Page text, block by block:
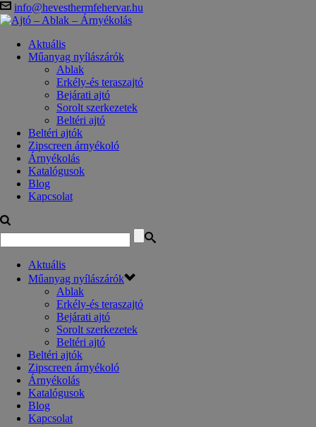
info@hevesthermfehervar.hu
Aktuális
Műanyag nyílászárók
Ablak
Erkély-és teraszajtó
Bejárati ajtó
Sorolt szerkezetek
Beltéri ajtó
Beltéri ajtók
Zipscreen árnyékoló
Árnyékolás
Katalógusok
Blog
Kapcsolat
Aktuális
Műanyag nyílászárók
Ablak
Erkély-és teraszajtó
Bejárati ajtó
Sorolt szerkezetek
Beltéri ajtó
Beltéri ajtók
Zipscreen árnyékoló
Árnyékolás
Katalógusok
Blog
Kapcsolat